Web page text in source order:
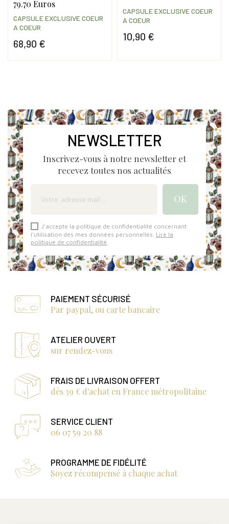
79.70 Euros
68,90 €
CAPSULE EXCLUSIVE COEUR
A COEUR
10,90 €
CAPSULE EXCLUSIVE COEUR
A COEUR
NEWSLETTER
Inscrivez-vous à notre newsletter et
recevez toutes nos actualités
J'accepte la politique de confidentialité concernant
l'utilisation des mes données personnelles. Lire la
politique de confidentialité.
PAIEMENT SÉCURISÉ
Par paypal, ou carte bancaire
ATELIER OUVERT
sur rendez-vous
FRAIS DE LIVRAISON OFFERT
dès 39 € d'achat en France métropolitaine
SERVICE CLIENT
06 07 59 20 88
PROGRAMME DE FIDÉLITÉ
Soyez récompensé à chaque achat